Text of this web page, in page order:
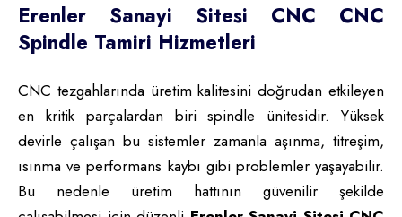
Erenler Sanayi Sitesi CNC CNC
Spindle Tamiri Hizmetleri
CNC tezgahlarında üretim kalitesini doğrudan etkileyen
en kritik parçalardan biri spindle ünitesidir. Yüksek
devirle çalışan bu sistemler zamanla aşınma, titreşim,
ısınma ve performans kaybı gibi problemler yaşayabilir.
Bu nedenle üretim hattının güvenilir şekilde